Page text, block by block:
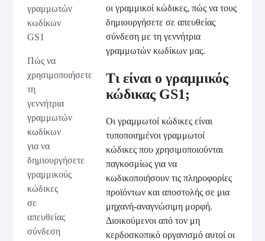
γραμμωτών
κωδίκων
GS1
Πώς να
χρησιμοποιήσετε
τη
γεννήτρια
γραμμωτών
κωδίκων
για να
δημιουργήσετε
γραμμικούς
κώδικες
σε
απευθείας
σύνδεση
οι γραμμικοί κώδικες, πώς να τους
δημιουργήσετε σε απευθείας
σύνδεση με τη γεννήτρια
γραμμωτών κωδίκων μας.
Τι είναι ο γραμμικός
κώδικας GS1;
Οι γραμμωτοί κώδικες είναι
τυποποιημένοι γραμμωτοί
κώδικες που χρησιμοποιούνται
παγκοσμίως για να
κωδικοποιήσουν τις πληροφορίες
προϊόντων και αποστολής σε μια
μηχανή-αναγνώσιμη μορφή.
Διοικούμενοι από τον μη
κερδοσκοπικό οργανισμό αυτοί οι